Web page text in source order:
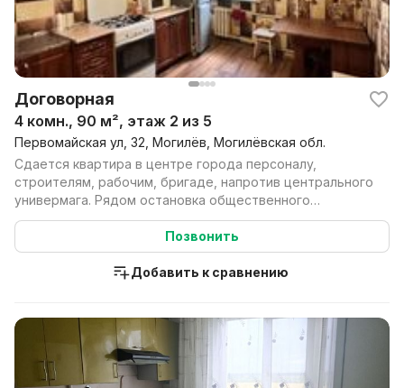
Договорная
4 комн., 90 м², этаж 2 из 5
Первомайская ул, 32, Могилёв, Могилёвская обл.
Сдается квартира в центре города персоналу,
строителям, рабочим, бригаде, напротив центрального
универмага. Рядом остановка общественного
транспорта, ...
Позвонить
Добавить к сравнению